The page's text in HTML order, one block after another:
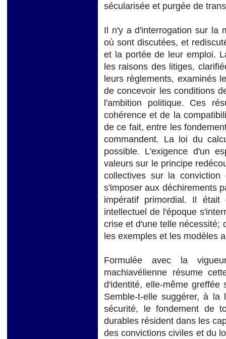
sécularisée et purgée de
Il n'y a d'interrogation sur la
où sont discutées, et
et la portée de leur emploi.
les raisons des litiges,
leurs règlements, examinés
de concevoir les conditions
l'ambition politique. Ces
cohérence et de la
de ce fait, entre les
commandent. La loi du
possible. L'exigence d'un
valeurs sur le principe
collectives sur la
s'imposer aux déchirements
impératif primordial. Il
intellectuel de l'époque
crise et d'une telle nécessité;
les exemples et les modèles
Formulée avec la
machiavélienne résume
d'identité, elle-même greffée
Semble-t-elle suggérer, à
sécurité, le fondement de
durables résident dans les
des convictions civiles et du